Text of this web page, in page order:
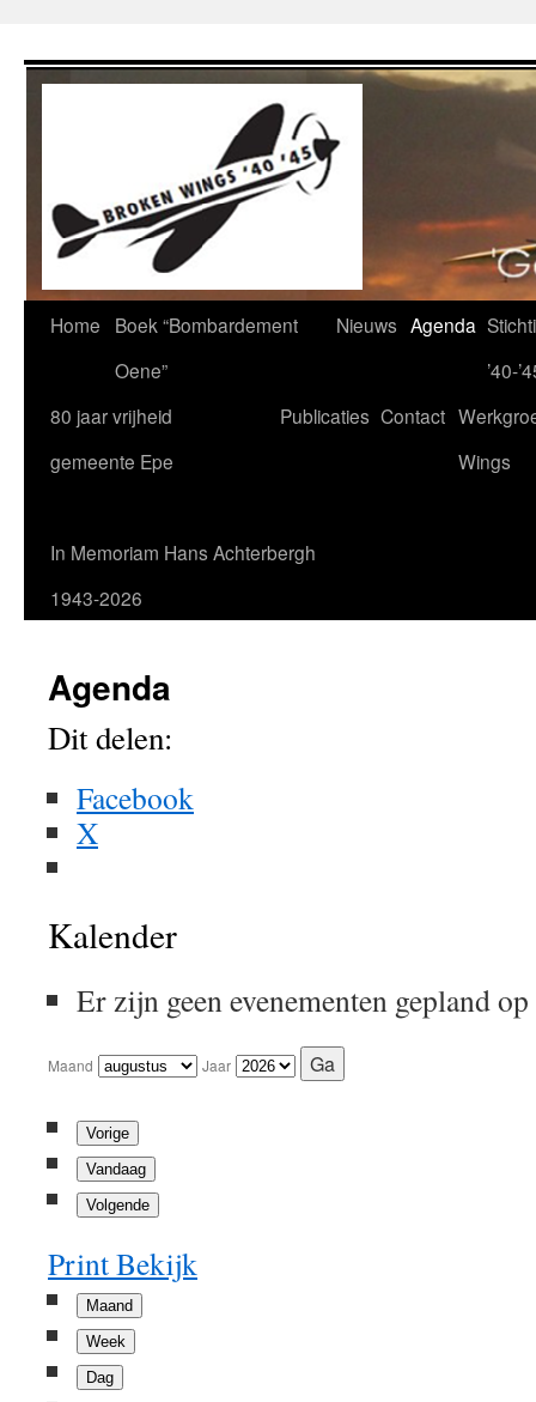
naar
Home
Boek “Bombardement
Oene”
Nieuws Agenda
’40-
80 jaar vrijheid
gemeente Epe
Publicaties Contact
Wings
In Memoriam Hans Achterbergh
1943-2026
Agenda
Dit delen:
Facebook
X
Kalender
Er zijn geen evenementen gepland
Maand Jaar
Vorige
Vandaag
Volgende
PrintBekijk
Maand
Week
Dag